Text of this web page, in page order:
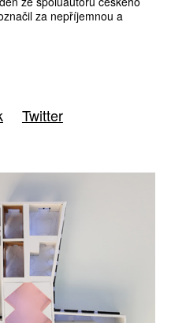
za nepříjemnou a
Twitter